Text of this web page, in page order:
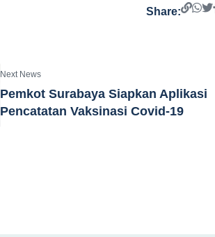
Share:
Next News
Pemkot Surabaya Siapkan Aplikasi
Pencatatan Vaksinasi Covid-19